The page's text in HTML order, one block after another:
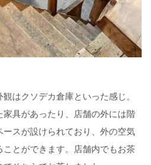
はクソデカ倉庫といった感じ。
具があったり、店舗の外には階
スが設けられており、外の空気
ことができます。店舗内でもお茶